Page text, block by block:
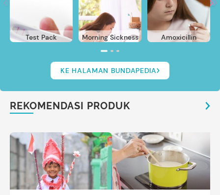
Test Pack Morning Sickness Amoxicillin
KE HALAMAN BUNDAPEDIA
REKOMENDASI PRODUK